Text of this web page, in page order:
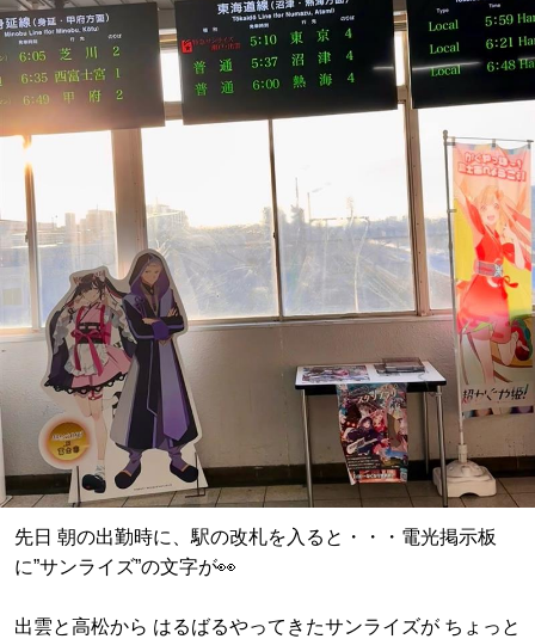
先日 朝の出勤時に、駅の改札を入ると・・・電光掲示板
に”サンライズ”の文字が👀
出雲と高松から はるばるやってきたサンライズが ちょっと